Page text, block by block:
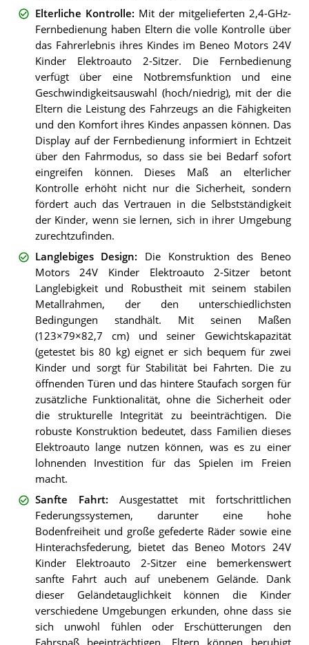
Elterliche Kontrolle: Mit der mitgelieferten 2,4-GHz-
Fernbedienung haben Eltern die volle Kontrolle über
das Fahrerlebnis ihres Kindes im Beneo Motors 24V
Kinder Elektroauto 2-Sitzer. Die Fernbedienung
verfügt über eine Notbremsfunktion und eine
Geschwindigkeitsauswahl (hoch/niedrig), mit der die
Eltern die Leistung des Fahrzeugs an die Fähigkeiten
und den Komfort ihres Kindes anpassen können. Das
Display auf der Fernbedienung informiert in Echtzeit
über den Fahrmodus, so dass sie bei Bedarf sofort
eingreifen können. Dieses Maß an elterlicher
Kontrolle erhöht nicht nur die Sicherheit, sondern
fördert auch das Vertrauen in die Selbstständigkeit
der Kinder, wenn sie lernen, sich in ihrer Umgebung
zurechtzufinden.
Langlebiges Design: Die Konstruktion des Beneo
Motors 24V Kinder Elektroauto 2-Sitzer betont
Langlebigkeit und Robustheit mit seinem stabilen
Metallrahmen, der den unterschiedlichsten
Bedingungen standhält. Mit seinen Maßen
(123×79×82,7 cm) und seiner Gewichtskapazität
(getestet bis 80 kg) eignet er sich bequem für zwei
Kinder und sorgt für Stabilität bei Fahrten. Die zu
öffnenden Türen und das hintere Staufach sorgen für
zusätzliche Funktionalität, ohne die Sicherheit oder
die strukturelle Integrität zu beeinträchtigen. Die
robuste Konstruktion bedeutet, dass Familien dieses
Elektroauto lange nutzen können, was es zu einer
lohnenden Investition für das Spielen im Freien
macht.
Sanfte Fahrt: Ausgestattet mit fortschrittlichen
Federungssystemen, darunter eine hohe
Bodenfreiheit und große gefederte Räder sowie eine
Hinterachsfederung, bietet das Beneo Motors 24V
Kinder Elektroauto 2-Sitzer eine bemerkenswert
sanfte Fahrt auch auf unebenem Gelände. Dank
dieser Geländetauglichkeit können die Kinder
verschiedene Umgebungen erkunden, ohne dass sie
sich unwohl fühlen oder Erschütterungen den